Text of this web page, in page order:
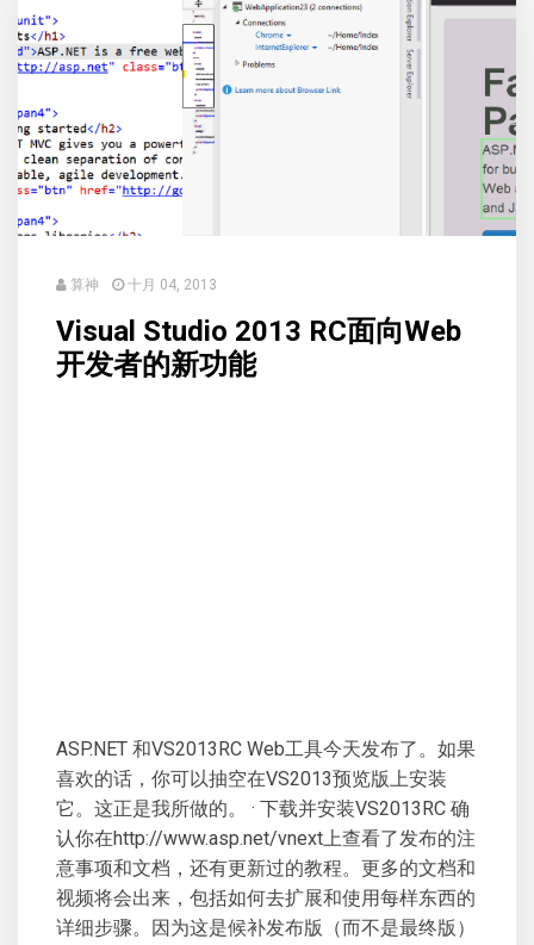
算神 十月 04, 2013
Visual Studio 2013 RC面向Web
开发者的新功能
ASP.NET 和VS2013RC Web工具今天发布了。如果
喜欢的话，你可以抽空在VS2013预览版上安装
它。这正是我所做的。 · 下载并安装VS2013RC 确
认你在http://www.asp.net/vnext上查看了发布的注
意事项和文档，还有更新过的教程。更多的文档和
视频将会出来，包括如何去扩展和使用每样东西的
详细步骤。因为这是候补发布版（而不是最终版）